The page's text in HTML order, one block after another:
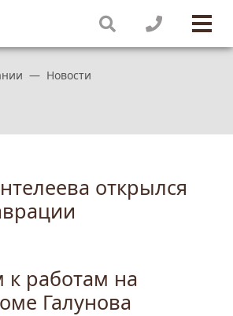
Новости
открылся
к работам на
Галунова